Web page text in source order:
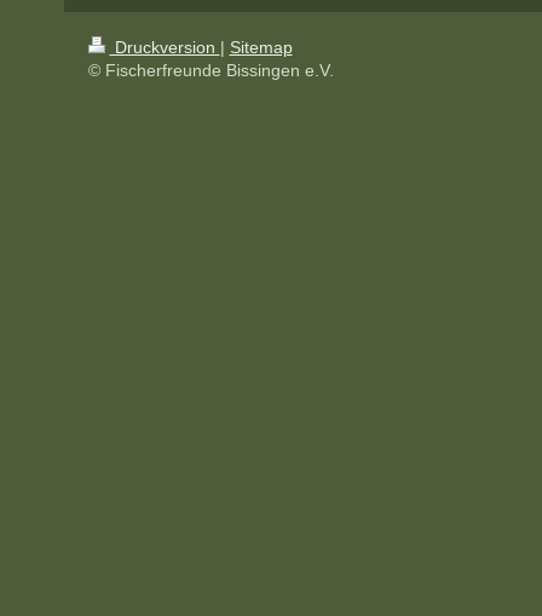
Druckversion | Sitemap
© Fischerfreunde Bissingen e.V.